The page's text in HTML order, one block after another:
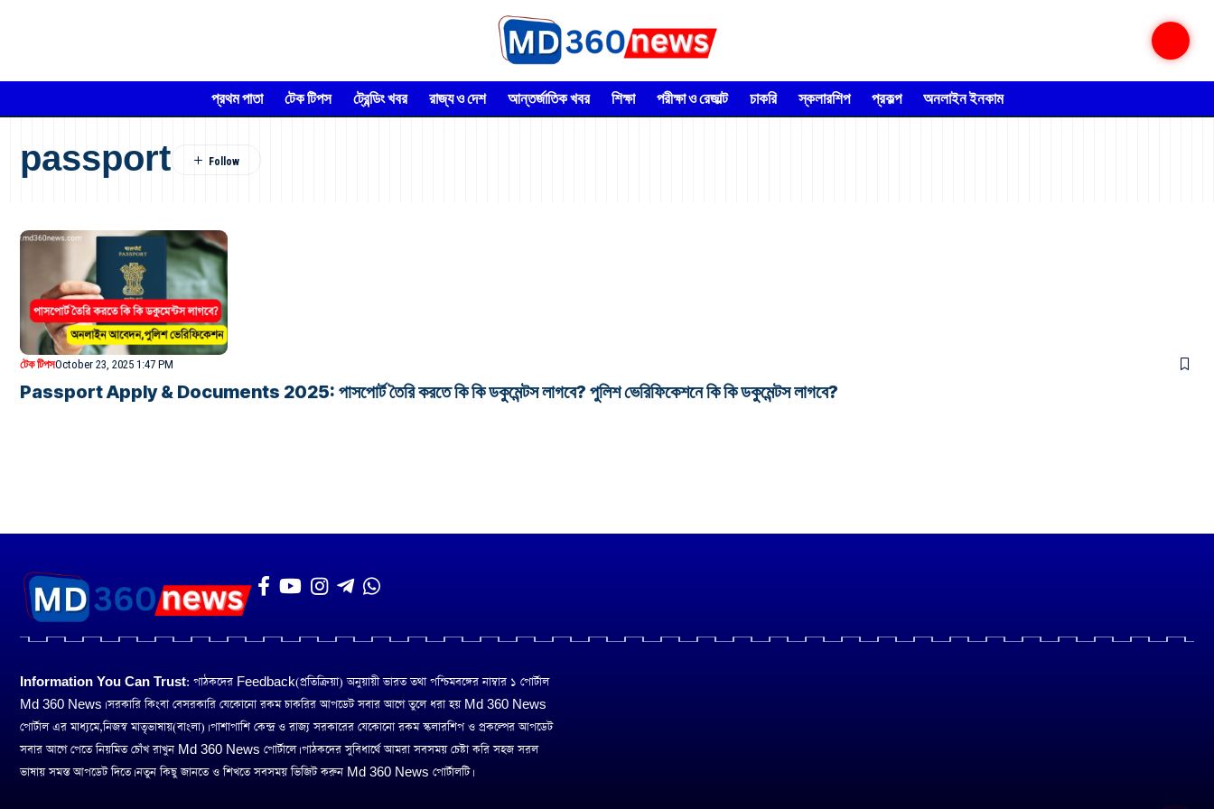
প্রথম পাতা টেক টিপস ট্রেন্ডিং খবর রাজ্য ও দেশ আন্তর্জাতিক খবর শিক্ষা পরীক্ষা ও রেজাল্ট চাকরি স্কলারশিপ প্রকল্প অনলাইন ইনকাম
passport
টেক টিপসOctober 23, 2025 1:47 PM
Passport Apply & Documents 2025: পাসপোর্ট তৈরি করতে কি কি ডকুমেন্টস লাগবে? পুলিশ ভেরিফিকেশনে কি কি ডকুমেন্টস লাগবে?
Information You Can Trust: পাঠকদের Feedback(প্রতিক্রিয়া) অনুয়ায়ী ভারত তথা পশ্চিমবঙ্গের নাম্বার ১ পোর্টাল
Md 360 News। সরকারি কিংবা বেসরকারি যেকোনো রকম চাকরির আপডেট সবার আগে তুলে ধরা হয় Md 360 News
পোর্টাল এর মাধ্যমে,নিজস্ব মাতৃভাষায়(বাংলা)। পাশাপাশি কেন্দ্র ও রাজ্য সরকারের যেকোনো রকম স্কলারশিপ ও প্রকল্পের আপডেট
সবার আগে পেতে নিয়মিত চোঁখ রাখুন Md 360 News পোর্টালে। পাঠকদের সুবিধার্থে আমরা সবসময় চেষ্টা করি সহজ সরল
ভাষায় সমস্ত আপডেট দিতে। নতুন কিছু জানতে ও শিখতে সবসময় ভিজিট করুন Md 360 News পোর্টালটি।